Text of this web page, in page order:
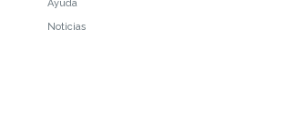
Ayuda
Noticias